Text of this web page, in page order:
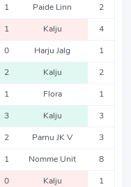
1 Paide Linn 2
1 Kalju 4
0 Harju Jalg 1
2 Kalju 2
1 Flora 1
3 Kalju 3
2 Parnu JK V 3
1 Nomme Unit 8
0 Kalju 1